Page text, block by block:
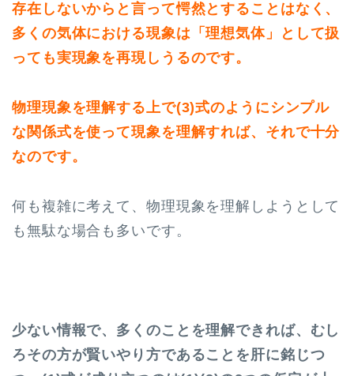
存在しないからと言って愕然とすることはなく、
多くの気体における現象は「理想気体」として扱
っても実現象を再現しうるのです。
物理現象を理解する上で(3)式のようにシンプル
な関係式を使って現象を理解すれば、それで十分
なのです。
何も複雑に考えて、物理現象を理解しようとして
も無駄な場合も多いです。
少ない情報で、多くのことを理解できれば、むし
ろその方が賢いやり方であることを肝に銘じつ